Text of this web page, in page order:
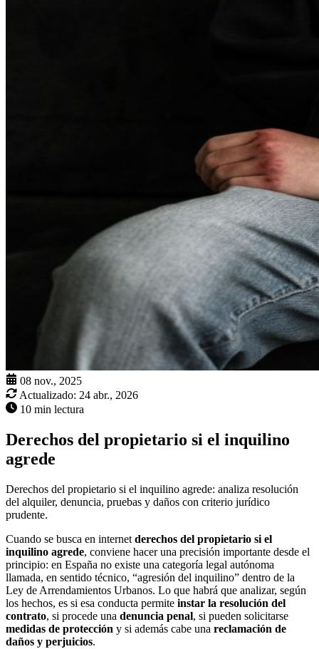
08 nov., 2025
Actualizado: 24 abr., 2026
10 min lectura
Derechos del propietario si el inquilino
agrede
Derechos del propietario si el inquilino agrede: analiza resolución
del alquiler, denuncia, pruebas y daños con criterio jurídico
prudente.
Cuando se busca en internet derechos del propietario si el
inquilino agrede, conviene hacer una precisión importante desde el
principio: en España no existe una categoría legal autónoma
llamada, en sentido técnico, “agresión del inquilino” dentro de la
Ley de Arrendamientos Urbanos. Lo que habrá que analizar, según
los hechos, es si esa conducta permite instar la resolución del
contrato, si procede una denuncia penal, si pueden solicitarse
medidas de protección y si además cabe una reclamación de
daños y perjuicios.